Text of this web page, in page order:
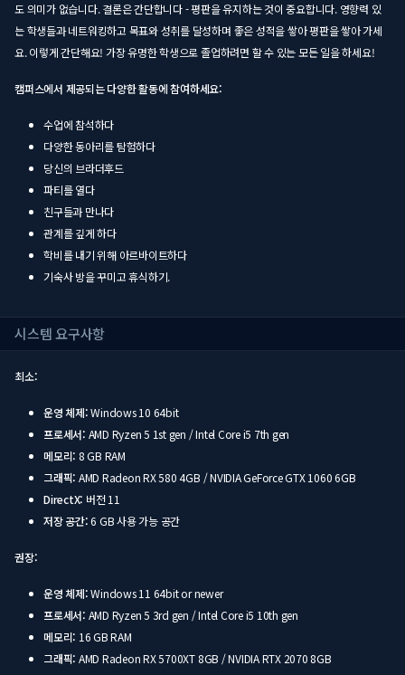
도 의미가 없습니다. 결론은 간단합니다 - 평판을 유지하는 것이 중요합니다. 영향력 있
는 학생들과 네트워킹하고 목표와 성취를 달성하며 좋은 성적을 쌓아 평판을 쌓아 가세
요. 이렇게 간단해요! 가장 유명한 학생으로 졸업하려면 할 수 있는 모든 일을 하세요!
캠퍼스에서 제공되는 다양한 활동에 참여하세요:
수업에 참석하다
다양한 동아리를 탐험하다
당신의 브라더후드
파티를 열다
친구들과 만나다
관계를 깊게 하다
학비를 내기 위해 아르바이트하다
기숙사 방을 꾸미고 휴식하기.
시스템 요구사항
최소:
운영 체제:Windows 10 64bit
프로세서: AMD Ryzen 5 1st gen / Intel Core i5 7th gen
메모리: 8 GB RAM
그래픽: AMD Radeon RX 580 4GB / NVIDIA GeForce GTX 1060 6GB
DirectX: 버전 11
저장 공간:6 GB 사용 가능 공간
권장:
운영 체제:Windows 11 64bit or newer
프로세서: AMD Ryzen 5 3rd gen / Intel Core i5 10th gen
메모리: 16 GB RAM
그래픽: AMD Radeon RX 5700XT 8GB / NVIDIA RTX 2070 8GB